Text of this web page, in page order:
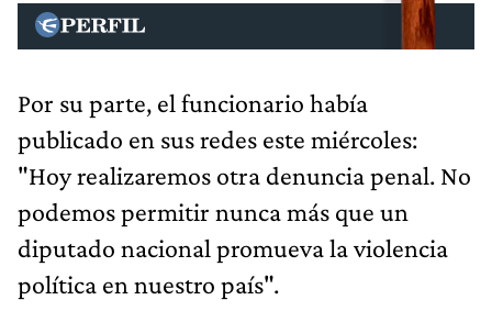
Por su parte, el funcionario había
publicado en sus redes este miércoles:
"Hoy realizaremos otra denuncia penal. No
podemos permitir nunca más que un
diputado nacional promueva la violencia
política en nuestro país".